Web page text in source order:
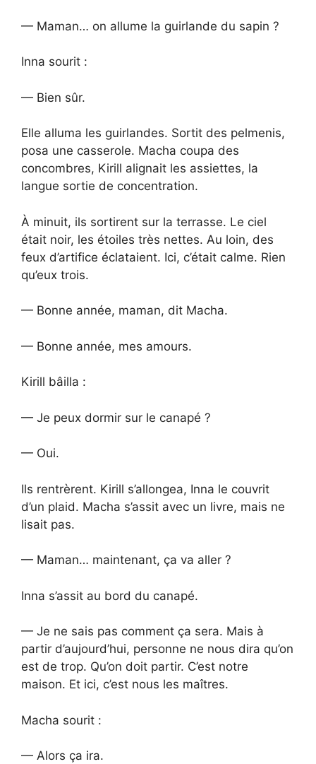
— Maman… on allume la guirlande du sapin ?
Inna sourit :
— Bien sûr.
Elle alluma les guirlandes. Sortit des pelmenis,
posa une casserole. Macha coupa des
concombres, Kirill alignait les assiettes, la
langue sortie de concentration.
À minuit, ils sortirent sur la terrasse. Le ciel
était noir, les étoiles très nettes. Au loin, des
feux d’artifice éclataient. Ici, c’était calme. Rien
qu’eux trois.
— Bonne année, maman, dit Macha.
— Bonne année, mes amours.
Kirill bâilla :
— Je peux dormir sur le canapé ?
— Oui.
Ils rentrèrent. Kirill s’allongea, Inna le couvrit
d’un plaid. Macha s’assit avec un livre, mais ne
lisait pas.
— Maman… maintenant, ça va aller ?
Inna s’assit au bord du canapé.
— Je ne sais pas comment ça sera. Mais à
partir d’aujourd’hui, personne ne nous dira qu’on
est de trop. Qu’on doit partir. C’est notre
maison. Et ici, c’est nous les maîtres.
Macha sourit :
— Alors ça ira.